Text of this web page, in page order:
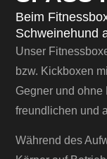
Beim
Schweinehund
Unser
bzw. Kickboxen
Gegner und ohne
freundlichen und
Während des